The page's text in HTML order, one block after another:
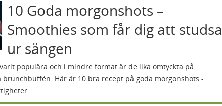
10 Goda morgonshots –
Smoothies som får dig att studsa
ur sängen
populära och i mindre format är de lika omtyckta på
Här är 10 bra recept på goda morgonshots -